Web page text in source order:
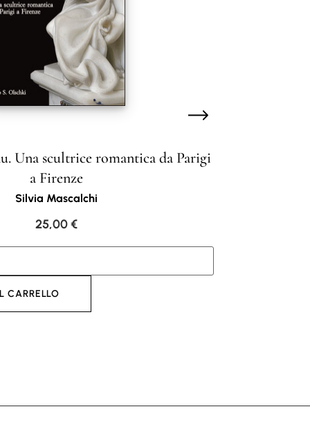
Una scultrice romantica da Parigi
a Firenze
Silvia Mascalchi
25,00€
CARRELLO